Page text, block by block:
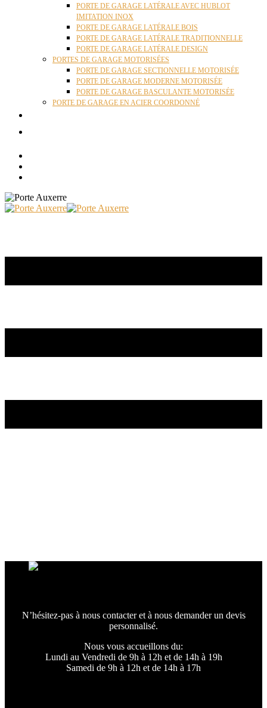
PORTE DE GARAGE LATÉRALE AVEC HUBLOT
IMITATION INOX
PORTE DE GARAGE LATÉRALE BOIS
PORTE DE GARAGE LATÉRALE TRADITIONNELLE
PORTE DE GARAGE LATÉRALE DESIGN
PORTES DE GARAGE MOTORISÉES
PORTE DE GARAGE SECTIONNELLE MOTORISÉE
PORTE DE GARAGE MODERNE MOTORISÉE
PORTE DE GARAGE BASCULANTE MOTORISÉE
PORTE DE GARAGE EN ACIER COORDONNÉ
N’hésitez-pas à nous contacter et à nous demander un devis
personnalisé.
Nous vous accueillons du:
Lundi au Vendredi de 9h à 12h et de 14h à 19h
Samedi de 9h à 12h et de 14h à 17h